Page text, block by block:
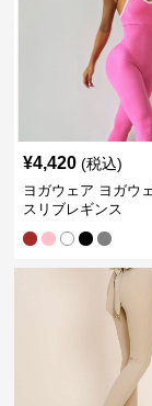
¥4,420 (税込)
ヨガウェア ヨガウ
スリブレギンス